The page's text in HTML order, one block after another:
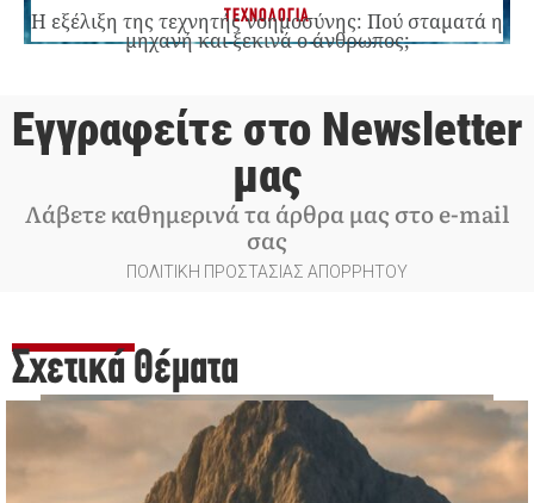
ΤΕΧΝΟΛΟΓΙΑ
Η εξέλιξη της τεχνητής νοημοσύνης: Πού σταματά η
μηχανή και ξεκινά ο άνθρωπος;
Εγγραφείτε στο Newsletter
μας
Λάβετε καθημερινά τα άρθρα μας στο e-mail
σας
ΠΟΛΙΤΙΚΗ ΠΡΟΣΤΑΣΙΑΣ ΑΠΟΡΡΗΤΟΥ
Σχετικά Θέματα